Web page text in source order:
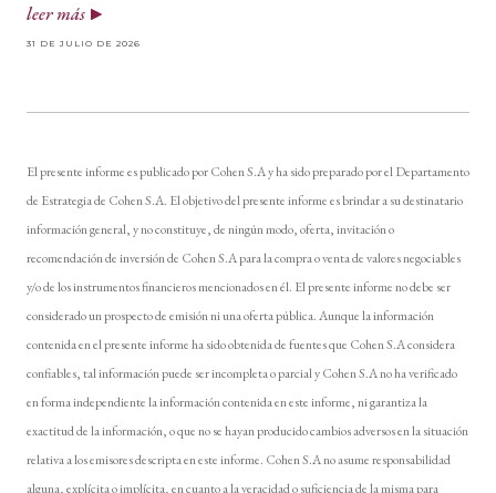
leer más
31 DE JULIO DE 2026
El presente informe es publicado por Cohen S.A y ha sido preparado por el Departamento
de Estrategia de Cohen S.A. El objetivo del presente informe es brindar a su destinatario
información general, y no constituye, de ningún modo, oferta, invitación o
recomendación de inversión de Cohen S.A para la compra o venta de valores negociables
y/o de los instrumentos financieros mencionados en él. El presente informe no debe ser
considerado un prospecto de emisión ni una oferta pública. Aunque la información
contenida en el presente informe ha sido obtenida de fuentes que Cohen S.A considera
confiables, tal información puede ser incompleta o parcial y Cohen S.A no ha verificado
en forma independiente la información contenida en este informe, ni garantiza la
exactitud de la información, o que no se hayan producido cambios adversos en la situación
relativa a los emisores descripta en este informe. Cohen S.A no asume responsabilidad
alguna, explícita o implícita, en cuanto a la veracidad o suficiencia de la misma para